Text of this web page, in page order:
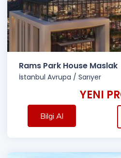
Rams Park House Maslak
İstanbul Avrupa / Sarıyer
YENI
Bilgi Al